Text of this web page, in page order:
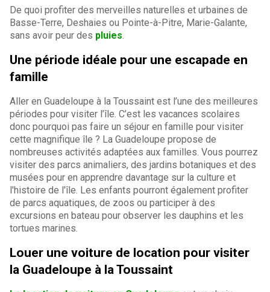
De quoi profiter des merveilles naturelles et urbaines de
Basse-Terre, Deshaies ou Pointe-à-Pitre, Marie-Galante,
sans avoir peur des pluies.
Une période idéale pour une escapade en
famille
Aller en Guadeloupe à la Toussaint est l’une des meilleures
périodes pour visiter l’île. C’est les vacances scolaires
donc pourquoi pas faire un séjour en famille pour visiter
cette magnifique île ? La Guadeloupe propose de
nombreuses activités adaptées aux familles. Vous pourrez
visiter des parcs animaliers, des jardins botaniques et des
musées pour en apprendre davantage sur la culture et
l'histoire de l'île. Les enfants pourront également profiter
de parcs aquatiques, de zoos ou participer à des
excursions en bateau pour observer les dauphins et les
tortues marines.
Louer une voiture de location pour visiter
la Guadeloupe à la Toussaint